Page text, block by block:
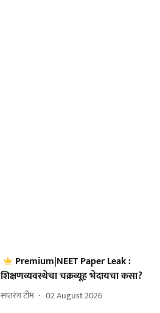
Premium|NEET Paper Leak :
शिक्षणव्यवस्थेचा चक्रव्यूह भेदायचा कसा?
सप्तरंग टीम 02 August 2026